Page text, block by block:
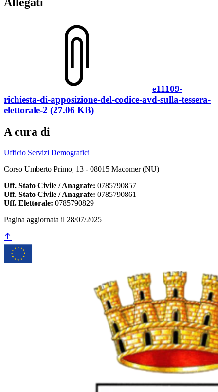
e11109-
richiesta-di-apposizione-del-codice-avd-sulla-tessera-
elettorale-2 (27.06 KB)
A cura di
Ufficio Servizi Demografici
Corso Umberto Primo, 13 - 08015 Macomer (NU)
Uff. Stato Civile / Anagrafe: 0785790857
Uff. Stato Civile / Anagrafe: 0785790861
Uff. Elettorale: 0785790829
Pagina aggiornata il 28/07/2025